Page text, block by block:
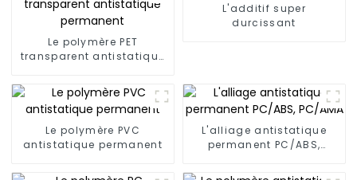
Le polymère PET
transparent antistatique
L'additif super
durcissant
Le polymère PVC
antistatique permanent
L'alliage antistatique
permanent PC/ABS,